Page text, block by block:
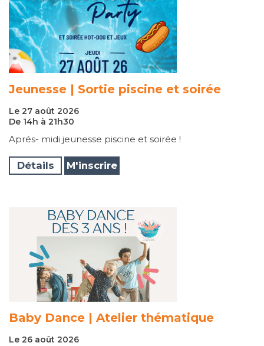
Jeunesse | Sortie piscine et soirée
Le 27 août 2026
De 14h à 21h30
Aprés- midi jeunesse piscine et soirée !
Détails M'inscrire
Baby Dance | Atelier thématique
Le 26 août 2026